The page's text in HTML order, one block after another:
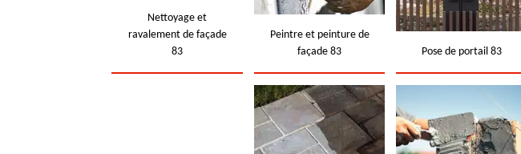
Nettoyage et
ravalement de façade
83
Peintre et peinture de
façade 83
Pose de portail 83